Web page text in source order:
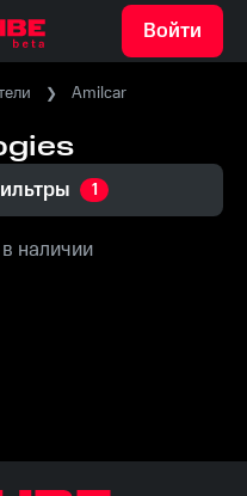
Войти
Amilcar
1
наличии